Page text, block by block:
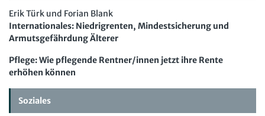
KI-Praxis Arbeitsrecht online
JAV-Praxis online
mein Bund-Online
Presse Interne Meldestelle
Datenschutz
AGB Impressum
Kontakt
Erklärung zur Barrierefreiheit
Erik Türk und Forian Blank
Internationales: Niedrigrenten, Mindestsicherung und
Armutsgefährdung Älterer
Pflege: Wie pflegende Rentner/innen jetzt ihre Rente
erhöhen können
Soziales